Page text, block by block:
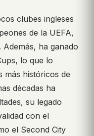
clubes ingleses
de la UEFA,
ha ganado
lo que lo
más históricos de
décadas ha
su legado
con el
el Second City